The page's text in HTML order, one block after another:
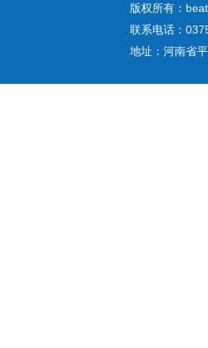
版权所有：
联系电话：
地址：河南省